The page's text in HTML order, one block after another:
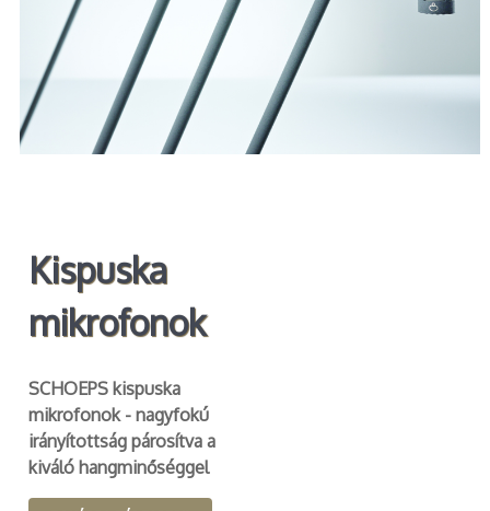
Kispuska
mikrofonok
SCHOEPS kispuska
mikrofonok - nagyfokú
irányítottság párosítva a
kiváló hangminőséggel